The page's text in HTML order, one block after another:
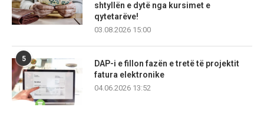
shtyllën e dytë nga kursimet e
qytetarëve!
03.08.2026 15:00
5
DAP-i e fillon fazën e tretë të projektit
fatura elektronike
04.06.2026 13:52